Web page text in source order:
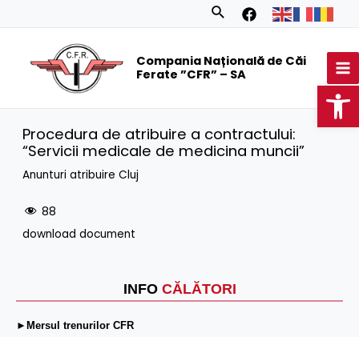
Search
Compania Națională de Căi
Ferate ”CFR” – SA
INFO CĂLĂTORI
►Mersul trenurilor CFR
Procedura de atribuire a contractului:
“Servicii medicale de medicina muncii”
Anunturi atribuire Cluj
88
download document